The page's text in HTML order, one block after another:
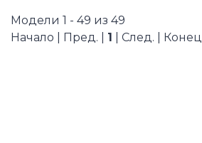
Модели 1 - 49 из 49
Начало | Пред. | 1 | След. | Конец